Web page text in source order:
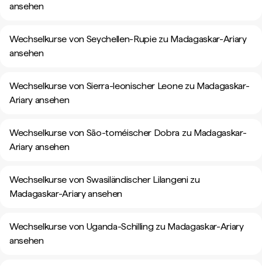
ansehen
Wechselkurse von Seychellen-Rupie zu Madagaskar-Ariary
ansehen
Wechselkurse von Sierra-leonischer Leone zu Madagaskar-
Ariary ansehen
Wechselkurse von São-toméischer Dobra zu Madagaskar-
Ariary ansehen
Wechselkurse von Swasiländischer Lilangeni zu
Madagaskar-Ariary ansehen
Wechselkurse von Uganda-Schilling zu Madagaskar-Ariary
ansehen